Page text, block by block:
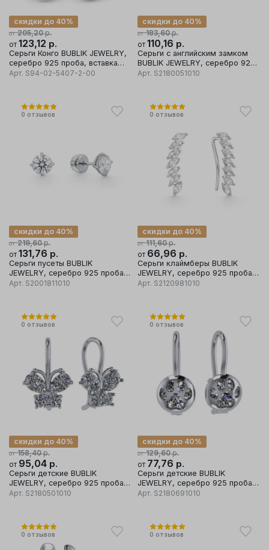
от 205,20р.
скидки до 40%
от 123,12 р.
Серьги Конго BUBLIK JEWELRY,
серебро 925 проба, вставка
фианит
Арт. S94-02-5407-2-00
от 183,60р.
скидки до 40%
от 110,16 р.
Серьги с английским замком
BUBLIK JEWELRY, серебро 925
проба, вставка фианит
Арт. S2180051010
0 отзывов
от 219,60р.
скидки до 40%
от 131,76 р.
Серьги пусеты BUBLIK
JEWELRY, серебро 925 проба,
вставка фианит
Арт. S2001811010
0 отзывов
от 111,60р.
скидки до 40%
от 66,96 р.
Серьги клаймберы BUBLIK
JEWELRY, серебро 925 проба,
вставка фианит
Арт. S2120981010
0 отзывов
от 158,40р.
скидки до 40%
от 95,04 р.
Серьги детские BUBLIK
JEWELRY, серебро 925 проба,
вставка фианит
Арт. S2180501010
0 отзывов
от 129,60р.
скидки до 40%
от 77,76 р.
Серьги детские BUBLIK
JEWELRY, серебро 925 проба,
вставка фианит
Арт. S2180691010
0 отзывов 0 отзывов